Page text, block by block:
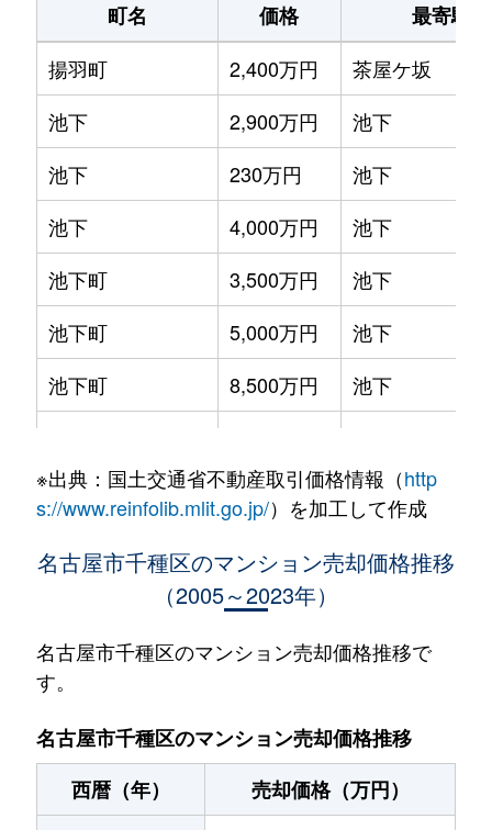
町名 価格
最寄駅
揚羽町
2,400万円
茶屋ケ坂
池下
2,900万円
池下
池下
230万円
池下
池下
4,000万円
池下
池下町
3,500万円
池下
池下町
5,000万円
池下
池下町
8,500万円
池下
池園町
240万円
本山(愛知)
410万円
池園町
5,800万円
本山(愛知)
池園町
池園町
320万円
本山(愛知)
猪高町大字猪子石
940万円
茶屋ケ坂
※出典：国土交通省不動産取引価格情報（http
s://www.reinfolib.mlit.go.jp/）を加工して作成
名古屋市千種区のマンション売却価格推移
（2005～2023年）
名古屋市千種区のマンション売却価格推移で
す。
名古屋市千種区のマンション売却価格推移
西暦（年）
売却価格（万円）